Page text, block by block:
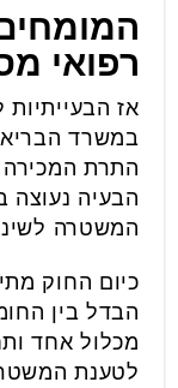
רפואי
אז
במשרד
הבעיה נעוצה
המשטרה
כיום החוק
הבדל בין
מכלול אחד
לטענת